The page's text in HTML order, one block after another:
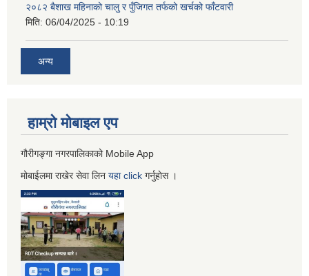
२०८२ बैशाख महिनाको चालु र पुँजिगत तर्फको खर्चको फाँटवारी
मिति: 06/04/2025 - 10:19
अन्य
हाम्रो माेबाइल एप
गौरीगङ्गा नगरपालिकाको Mobile App
मोबाईलमा राखेर सेवा लिन यहाclick गर्नुहाेस ।